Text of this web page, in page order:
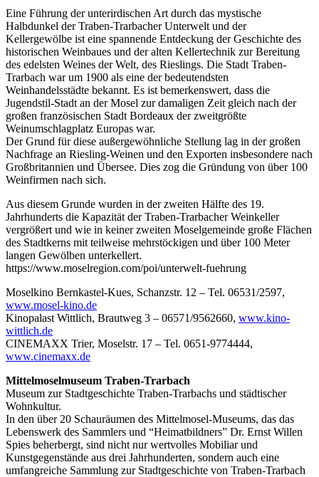
Eine Führung der unterirdischen Art durch das mystische
Halbdunkel der Traben-Trarbacher Unterwelt und der
Kellergewölbe ist eine spannende Entdeckung der Geschichte des
historischen Weinbaues und der alten Kellertechnik zur Bereitung
des edelsten Weines der Welt, des Rieslings. Die Stadt Traben-
Trarbach war um 1900 als eine der bedeutendsten
Weinhandelsstädte bekannt. Es ist bemerkenswert, dass die
Jugendstil-Stadt an der Mosel zur damaligen Zeit gleich nach der
großen französischen Stadt Bordeaux der zweitgrößte
Weinumschlagplatz Europas war.
Der Grund für diese außergewöhnliche Stellung lag in der großen
Nachfrage an Riesling-Weinen und den Exporten insbesondere nach
Großbritannien und Übersee. Dies zog die Gründung von über 100
Weinfirmen nach sich.
Aus diesem Grunde wurden in der zweiten Hälfte des 19.
Jahrhunderts die Kapazität der Traben-Trarbacher Weinkeller
vergrößert und wie in keiner zweiten Moselgemeinde große Flächen
des Stadtkerns mit teilweise mehrstöckigen und über 100 Meter
langen Gewölben unterkellert.
https://www.moselregion.com/poi/unterwelt-fuehrung
Moselkino Bernkastel-Kues, Schanzstr. 12 – Tel. 06531/2597,
www.mosel-kino.de
Kinopalast Wittlich, Brautweg 3 – 06571/9562660, www.kino-
wittlich.de
CINEMAXX Trier, Moselstr. 17 – Tel. 0651-9774444,
www.cinemaxx.de
Mittelmoselmuseum Traben-Trarbach
Museum zur Stadtgeschichte Traben-Trarbachs und städtischer
Wohnkultur.
In den über 20 Schauräumen des Mittelmosel-Museums, das das
Lebenswerk des Sammlers und “Heimatbildners” Dr. Ernst Willen
Spies beherbergt, sind nicht nur wertvolles Mobiliar und
Kunstgegenstände aus drei Jahrhunderten, sondern auch eine
umfangreiche Sammlung zur Stadtgeschichte von Traben-Trarbach